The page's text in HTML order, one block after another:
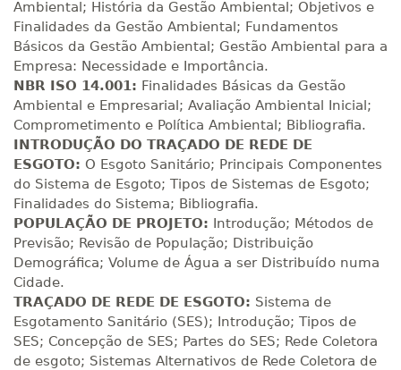
280 H 35 dias 120 dias
R$ 1.387,93
300 H 38dias 120dias
R$ 1.487,06
Matricular
320 H 40dias 120dias
R$ 1.586,20
340 H 43dias 120dias
R$ 1.685,33
360 H 45dias 120dias
R$ 1.784,48
Matricular
Ambiental; História da Gestão Ambiental; Objetivos e
Finalidades da Gestão Ambiental; Fundamentos
Básicos da Gestão Ambiental; Gestão Ambiental para a
Empresa: Necessidade e Importância.
NBR ISO 14.001: Finalidades Básicas da Gestão
Ambiental e Empresarial; Avaliação Ambiental Inicial;
Comprometimento e Política Ambiental; Bibliografia.
INTRODUÇÃO DO TRAÇADO DE REDE DE
ESGOTO: O Esgoto Sanitário; Principais Componentes
do Sistema de Esgoto; Tipos de Sistemas de Esgoto;
Finalidades do Sistema; Bibliografia.
POPULAÇÃO DE PROJETO: Introdução; Métodos de
Previsão; Revisão de População; Distribuição
Demográfica; Volume de Água a ser Distribuído numa
Cidade.
TRAÇADO DE REDE DE ESGOTO: Sistema de
Esgotamento Sanitário (SES); Introdução; Tipos de
SES; Concepção de SES; Partes do SES; Rede Coletora
de esgoto; Sistemas Alternativos de Rede Coletora de